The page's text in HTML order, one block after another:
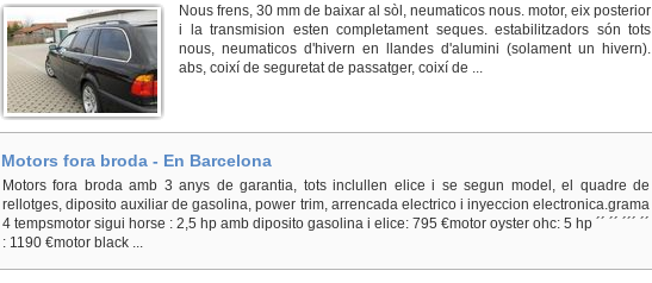
Nous frens, 30 mm de baixar al sòl, neumaticos nous. motor, eix posterior
i la transmision esten completament seques. estabilitzadors són tots
nous, neumaticos d'hivern en llandes d'alumini (solament un hivern).
abs, coixí de seguretat de passatger, coixí de ...
Motors fora broda - En Barcelona
Motors fora broda amb 3 anys de garantia, tots inclullen elice i se segun model, el quadre de
rellotges, diposito auxiliar de gasolina, power trim, arrencada electrico i inyeccion electronica.grama
4 tempsmotor sigui horse : 2,5 hp amb diposito gasolina i elice: 795 €motor oyster ohc: 5 hp ´´ ´´ ´´´ ´´
: 1190 €motor black ...